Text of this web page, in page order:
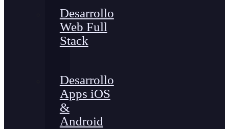
Desarrollo
Web Full
Stack
Desarrollo
Apps iOS
&
Android